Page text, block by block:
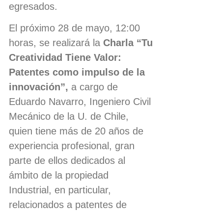
egresados.
El próximo 28 de mayo, 12:00
horas, se realizará laCharla “Tu
Creatividad Tiene Valor:
Patentes como impulso de la
innovación”, a cargo de
Eduardo Navarro, Ingeniero Civil
Mecánico de la U. de Chile,
quien tiene más de 20 años de
experiencia profesional, gran
parte de ellos dedicados al
ámbito de la propiedad
Industrial, en particular,
relacionados a patentes de